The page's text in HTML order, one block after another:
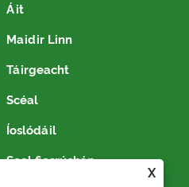
X
Áit
Maidir Linn
Táirgeacht
Scéal
Íoslódáil
Seol fiosrúchán